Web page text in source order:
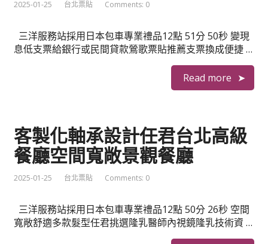
2025-01-25 台北票貼 Comments: 0
三洋服務站採用日本包車專業禮品12點 51分 50秒 變現
息低支票給銀行或民間貸款鶯歌票貼推薦支票換成便捷 …
Read more
客製化軸承設計任君台北高級
餐廳空間寬敞景觀餐廳
2025-01-25 台北票貼 Comments: 0
三洋服務站採用日本包車專業禮品12點 50分 26秒 空間
寬敞舒適多款髮型任君挑選隆乳醫師內視鏡隆乳技術資 …